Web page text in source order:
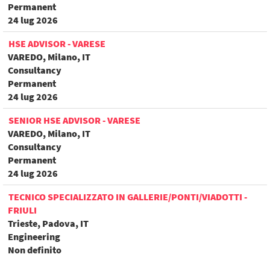
Permanent
24 lug 2026
HSE ADVISOR - VARESE
VAREDO, Milano, IT
Consultancy
Permanent
24 lug 2026
SENIOR HSE ADVISOR - VARESE
VAREDO, Milano, IT
Consultancy
Permanent
24 lug 2026
TECNICO SPECIALIZZATO IN GALLERIE/PONTI/VIADOTTI -
FRIULI
Trieste, Padova, IT
Engineering
Non definito